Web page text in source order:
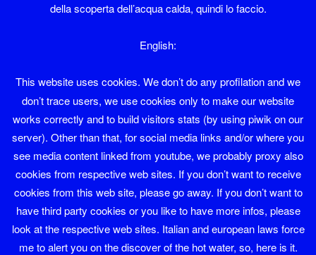
il mio nome sarebbe Giuliano Natali ma tutti
mi chiamano Diaolin e va bene così
FB InstagramTw
della scoperta dell’acqua calda, quindi lo faccio.
English:
This website uses cookies. We don’t do any profilation and we
don’t trace users, we use cookies only to make our website
works correctly and to build visitors stats (by using piwik on our
server). Other than that, for social media links and/or where you
see media content linked from youtube, we probably proxy also
cookies from respective web sites. If you don’t want to receive
cookies from this web site, please go away. If you don’t want to
have third party cookies or you like to have more infos, please
look at the respective web sites. Italian and european laws force
me to alert you on the discover of the hot water, so, here is it.